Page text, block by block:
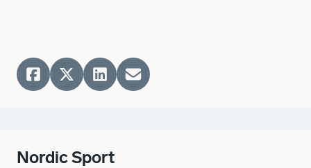
Nordic Sport